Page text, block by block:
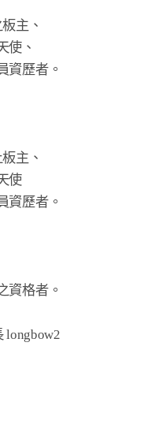
主、
使、
資歷者。
主、
使
資歷者。
資格者。